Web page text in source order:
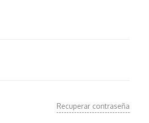
Recuperar contraseña